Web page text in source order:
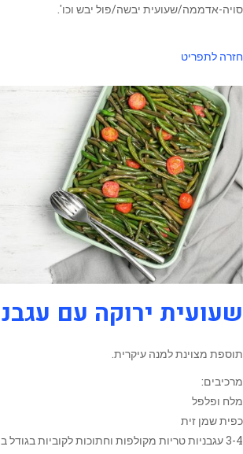
סויה-אדממה/שעועית יבשה/פול יבש וכו'.
חזרה לתפריט
שעועית ירוקה עם
תוספת מצוינת למנה עיקרית.
מרכיבים:
מלח ופלפל
כפית שמן זית
3-4 עגבניות טריות מקולפות וחתוכות לקוביות בגודל